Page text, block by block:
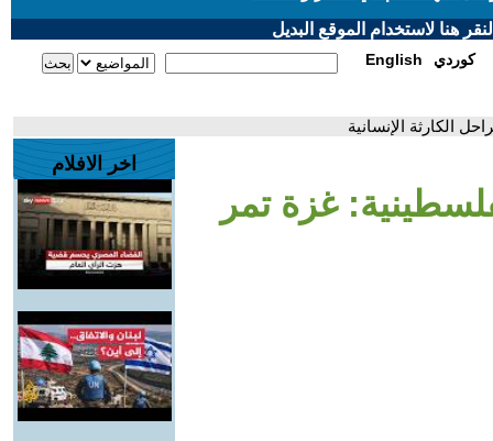
هنا لاستخدام الموقع البديل
English كوردي
الكارثة الإنسانية
غزة تمر
اخر الافلام